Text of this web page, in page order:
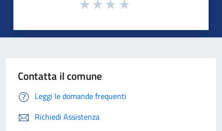
Contatta il comune
Leggi le domande frequenti
Richiedi Assistenza